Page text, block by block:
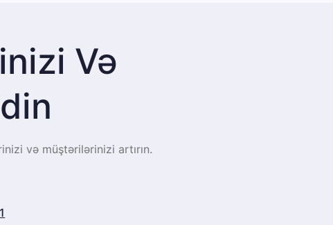
Və
və müştərilərinizi artırın.